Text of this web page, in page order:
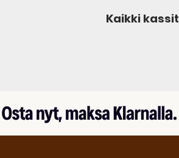
Kaikki kassit